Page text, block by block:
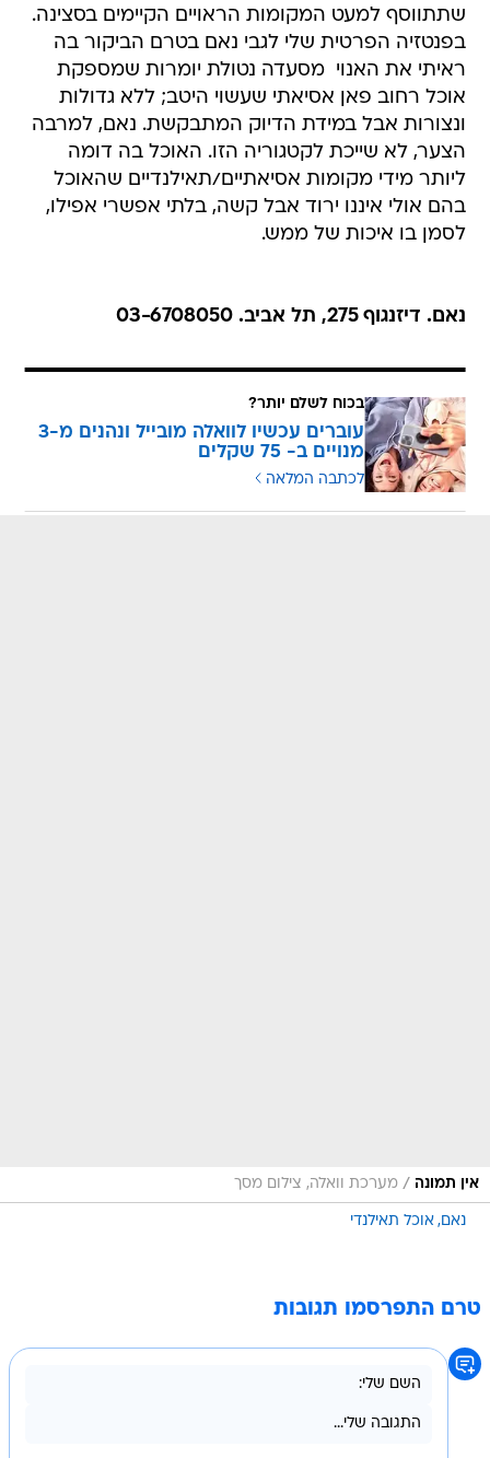
שתתווסף למעט המקומות הראויים הקיימים בסצינה.
בפנטזיה הפרטית שלי לגבי נאם בטרם הביקור בה
ראיתי את האנוי  מסעדה נטולת יומרות שמספקת
אוכל רחוב פאן אסיאתי שעשוי היטב; ללא גדולות
ונצורות אבל במידת הדיוק המתבקשת. נאם, למרבה
הצער, לא שייכת לקטגוריה הזו. האוכל בה דומה
ליותר מידי מקומות אסיאתיים/תאילנדיים שהאוכל
בהם אולי איננו ירוד אבל קשה, בלתי אפשרי אפילו,
לסמן בו איכות של ממש.
נאם. דיזנגוף 275, תל אביב. 03-6708050
בכוח לשלם יותר?
עוברים עכשיו לוואלה מובייל ונהנים מ-3
מנויים ב- 75 שקלים
לכתבה המלאה
אין תמונה / מערכת וואלה, צילום מסך
נאם אוכל תאילנדי
טרם התפרסמו תגובות